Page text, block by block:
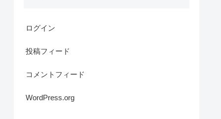
ログイン
投稿フィード
コメントフィード
WordPress.org